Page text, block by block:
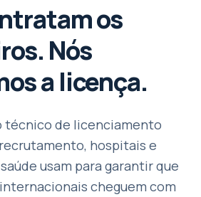
os
Nós
a licença.
técnico de licenciamento
hospitais e
usam para garantir que
cheguem com